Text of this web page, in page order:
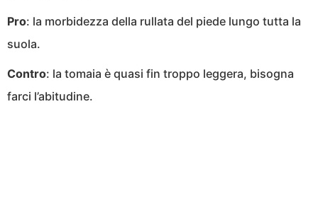
Pro: la morbidezza della rullata del piede lungo tutta la
suola.
Contro: la tomaia è quasi fin troppo leggera, bisogna
farci l’abitudine.